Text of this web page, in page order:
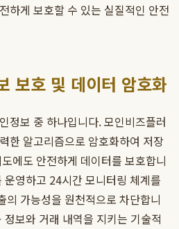
하게 보호할 수 있는 실질적인 안전
보호 및 데이터 암호화
정보 중 하나입니다. 모인비즈플러
한 알고리즘으로 암호화하여 저장
에도 안전하게 데이터를 보호합니
영하고 24시간 모니터링 체계를
의 가능성을 원천적으로 차단합니
보와 거래 내역을 지키는 기술적